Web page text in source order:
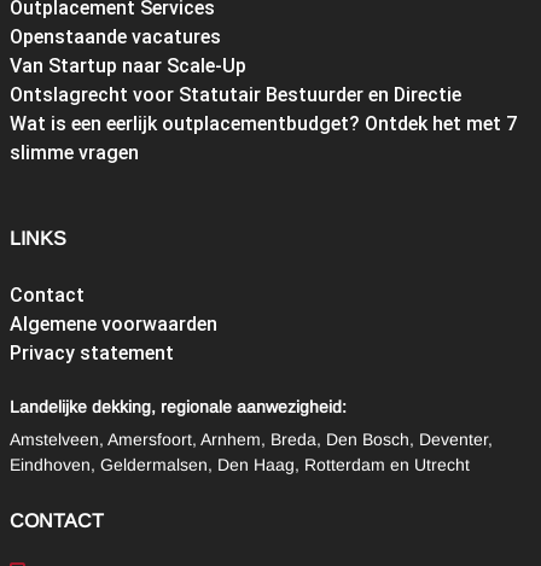
Outplacement Services
Openstaande vacatures
Van Startup naar Scale-Up
Ontslagrecht voor Statutair Bestuurder en Directie
Wat is een eerlijk outplacementbudget? Ontdek het met 7
slimme vragen
LINKS
Contact
Algemene voorwaarden
Privacy statement
Landelijke dekking, regionale aanwezigheid:
Amstelveen, Amersfoort, Arnhem, Breda, Den Bosch, Deventer,
Eindhoven, Geldermalsen, Den Haag, Rotterdam en Utrecht
CONTACT